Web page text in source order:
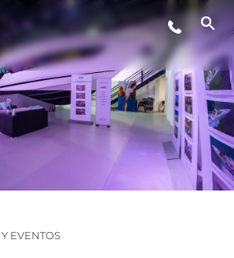
DE VIDA
SOMOS?
EL EQUIPO
EVENTOS